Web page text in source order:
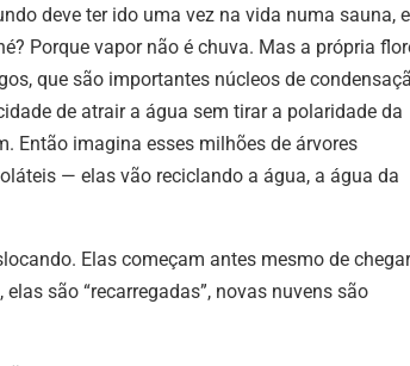
deve ter ido uma vez na vida numa sauna,
Porque vapor não é chuva. Mas a própria
que são importantes núcleos de
de atrair a água sem tirar a polaridade da
Então imagina esses milhões de árvores
— elas vão reciclando a água, a água da
Elas começam antes mesmo de
são “recarregadas”, novas nuvens são